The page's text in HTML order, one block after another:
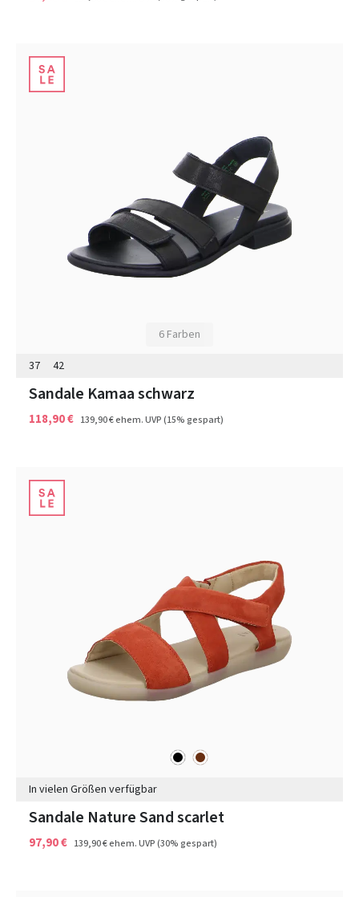
6 Farben
37
42
Sandale Kamaa schwarz
118,90 € 139,90 €ehem. UVP(15% gespart)
schwarz
braun
In vielen Größen verfügbar
Sandale Nature Sand scarlet
97,90 € 139,90 €ehem. UVP(30% gespart)